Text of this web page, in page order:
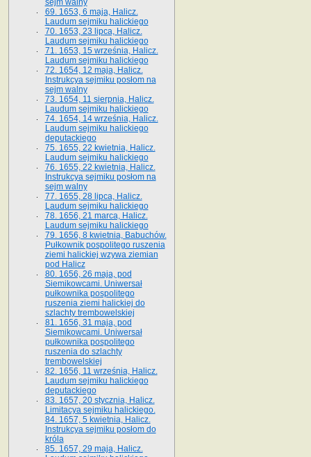
sejm walny
69. 1653, 6 maja, Halicz.
Laudum sejmiku halickiego
70. 1653, 23 lipca, Halicz.
Laudum sejmiku halickiego
71. 1653, 15 września, Halicz.
Laudum sejmiku halickiego
72. 1654, 12 maja, Halicz.
Instrukcya sejmiku posłom na
sejm walny
73. 1654, 11 sierpnia, Halicz.
Laudum sejmiku halickiego
74. 1654, 14 września, Halicz.
Laudum sejmiku halickiego
deputackiego
75. 1655, 22 kwietnia, Halicz.
Laudum sejmiku halickiego
76. 1655, 22 kwietnia, Halicz.
Instrukcya sejmiku posłom na
sejm walny
77. 1655, 28 lipca, Halicz.
Laudum sejmiku halickiego
78. 1656, 21 marca, Halicz.
Laudum sejmiku halickiego
79. 1656, 8 kwietnia, Babuchów.
Pułkownik pospolitego ruszenia
ziemi halickiej wzywa ziemian
pod Halicz
80. 1656, 26 maja, pod
Siemikowcami. Uniwersał
pułkownika pospolitego
ruszenia ziemi halickiej do
szlachty trembowelskiej
81. 1656, 31 maja, pod
Siemikowcami. Uniwersał
pułkownika pospolitego
ruszenia do szlachty
trembowelskiej
82. 1656, 11 września, Halicz.
Laudum sejmiku halickiego
deputackiego
83. 1657, 20 stycznia, Halicz.
Limitacya sejmiku halickiego.
84. 1657, 5 kwietnia, Halicz.
Instrukcya sejmiku posłom do
króla
85. 1657, 29 maja, Halicz.